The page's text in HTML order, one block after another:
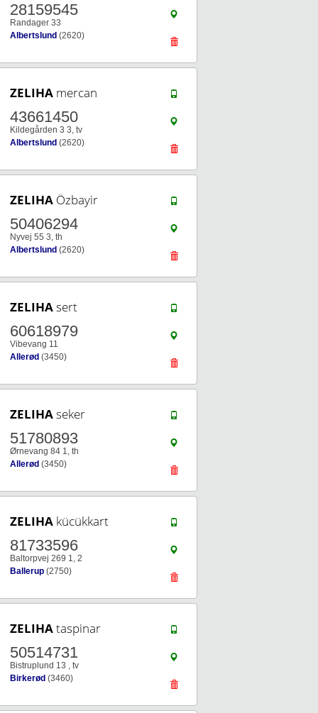
28159545
Randager 33
Albertslund (2620)
ZELIHA mercan
43661450
Kildegården 3 3, tv
Albertslund (2620)
ZELIHA Özbayir
50406294
Nyvej 55 3, th
Albertslund (2620)
ZELIHAsert
60618979
Vibevang 11
Allerød (3450)
ZELIHAseker
51780893
Ørnevang 84 1, th
Allerød (3450)
ZELIHA kücükkart
81733596
Baltorpvej 269 1, 2
Ballerup (2750)
ZELIHAtaspinar
50514731
Bistruplund 13 , tv
Birkerød (3460)